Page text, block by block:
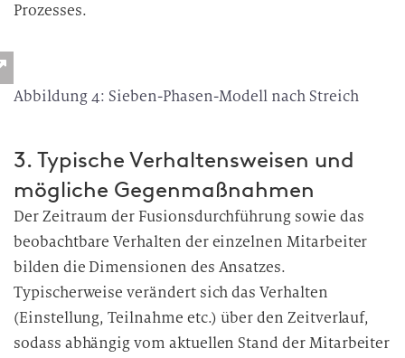
Prozesses.
Abbildung 4: Sieben-Phasen-Modell nach Streich
3. Typische Verhaltensweisen und
mögliche Gegenmaßnahmen
Der Zeitraum der Fusionsdurchführung sowie das
beobachtbare Verhalten der einzelnen Mitarbeiter
bilden die Dimensionen des Ansatzes.
Typischerweise verändert sich das Verhalten
(Einstellung, Teilnahme etc.) über den Zeitverlauf,
sodass abhängig vom aktuellen Stand der Mitarbeiter